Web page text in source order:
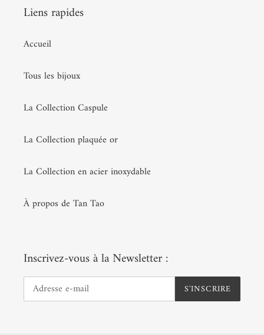
Liens rapides
Accueil
Tous les bijoux
La Collection Caspule
La Collection plaquée or
La Collection en acier inoxydable
À propos de Tan Tao
Inscrivez-vous à la Newsletter :
S'INSCRIRE